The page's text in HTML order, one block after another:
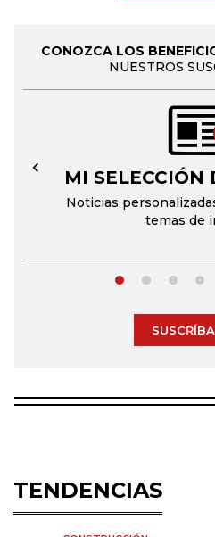
CONOZCA LOS
NUESTROS
MI SELECCIÓN
Noticias
temas de
←
TENDENCIAS